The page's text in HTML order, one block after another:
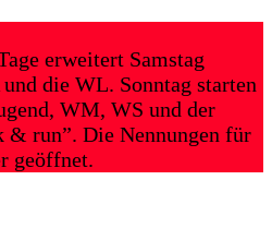
erweitert Samstag
die WL. Sonntag starten
WM, WS und der
& run”. Die Nennungen für
geöffnet.